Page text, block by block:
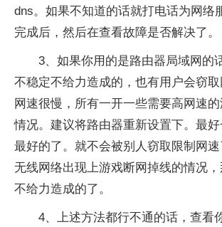
dns。如果不知道的话就打电话为网络
完成后，然后在查看故障是否解决了。
3、如果你用的是路由器局域网的
不稳定不给力造成的，也有用户会窃
网速很慢，所有一开一些需要高网速
情况。建议将路由器重新设置下。最
最好的了。就不会被别人窃取限制网
无线网络出现上游戏断网掉线的情况
不给力造成的了。
4、上述方法都行不通的话，查看